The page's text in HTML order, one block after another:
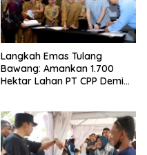
Langkah Emas Tulang
Bawang: Amankan 1.700
Hektar Lahan PT CPP Demi